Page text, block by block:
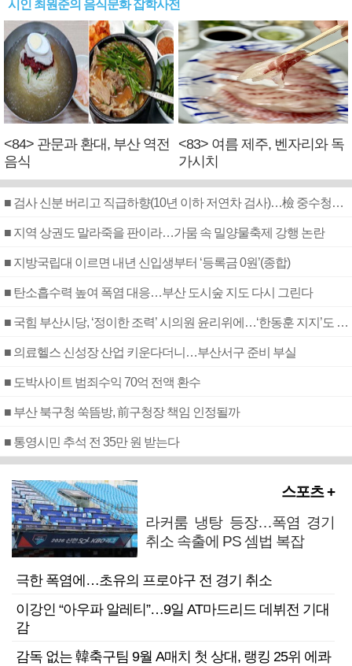
시인 최원준의 음식문화 잡학사전
<84> 관문과 환대, 부산 역전
음식
<83> 여름 제주, 벤자리와 독
가시치
■ 검사 신분 버리고 직급하향(10년 이하 저연차 검사)…檢 중수청행 기피
■ 지역 상권도 말라죽을 판이라…가뭄 속 밀양물축제 강행 논란
■ 지방국립대 이르면 내년 신입생부터 ‘등록금 0원’(종합)
■ 탄소흡수력 높여 폭염 대응…부산 도시숲 지도 다시 그린다
■ 국힘 부산시당, ‘정이한 조력’ 시의원 윤리위에…‘한동훈 지지’도 신고접수
■ 의료헬스 신성장 산업 키운다더니…부산서구 준비 부실
■ 도박사이트 범죄수익 70억 전액 환수
■ 부산 북구청 쑥뜸방, 前구청장 책임 인정될까
■ 통영시민 추석 전 35만 원 받는다
스포츠 +
라커룸 냉탕 등장…폭염 경기
취소 속출에 PS 셈법 복잡
극한 폭염에…초유의 프로야구 전 경기 취소
이강인 “아우파 알레티”…9일 AT마드리드 데뷔전 기대
감
감독 없는 韓축구팀 9월 A매치 첫 상대, 랭킹 25위 에콰